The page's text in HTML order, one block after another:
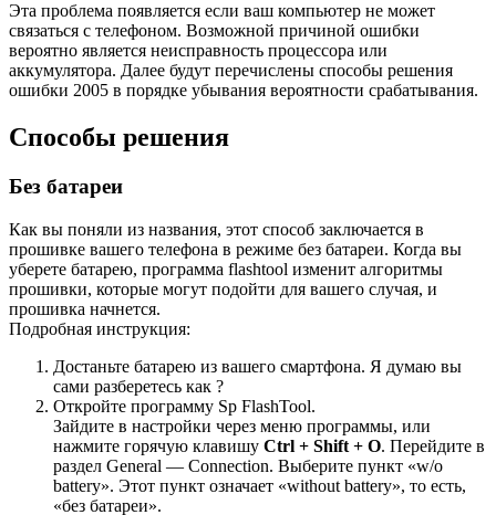
Эта проблема появляется если ваш компьютер не может
связаться с телефоном. Возможной причиной ошибки
вероятно является неисправность процессора или
аккумулятора. Далее будут перечислены способы решения
ошибки 2005 в порядке убывания вероятности срабатывания.
Способы решения
Без батареи
Как вы поняли из названия, этот способ заключается в
прошивке вашего телефона в режиме без батареи. Когда вы
уберете батарею, программа flashtool изменит алгоритмы
прошивки, которые могут подойти для вашего случая, и
прошивка начнется.
Подробная инструкция:
Достаньте батарею из вашего смартфона. Я думаю вы
сами разберетесь как ?
Откройте программу Sp FlashTool.
Зайдите в настройки через меню программы, или
нажмите горячую клавишу Ctrl + Shift + O. Перейдите в
раздел General — Connection. Выберите пункт «w/o
battery». Этот пункт означает «without battery», то есть,
«без батареи».